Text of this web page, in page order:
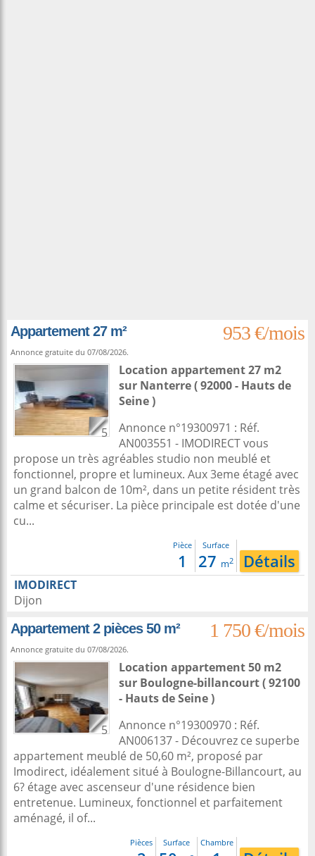
Appartement 27 m² 953 €/mois
Annonce gratuite du 07/08/2026.
5
Location appartement 27 m2
sur Nanterre( 92000 - Hauts de
Seine )
Annonce n°19300971 : Réf.
AN003551 - IMODIRECT vous
propose un très agréables studio non meublé et
fonctionnel, propre et lumineux. Aux 3eme étagé avec
un grand balcon de 10m², dans un petite résident très
calme et sécuriser. La pièce principale est dotée d'une
cu...
Pièce
1
Surface
27 m2 Détails
IMODIRECT
Dijon
Appartement 2 pièces 50 m²
1 750 €/mois
Annonce gratuite du 07/08/2026.
5
Location appartement 50 m2
sur Boulogne-billancourt( 92100
- Hauts de Seine )
Annonce n°19300970 : Réf.
AN006137 - Découvrez ce superbe
appartement meublé de 50,60 m², proposé par
Imodirect, idéalement situé à Boulogne-Billancourt, au
6? étage avec ascenseur d'une résidence bien
entretenue. Lumineux, fonctionnel et parfaitement
aménagé, il of...
Pièces Surface Chambre